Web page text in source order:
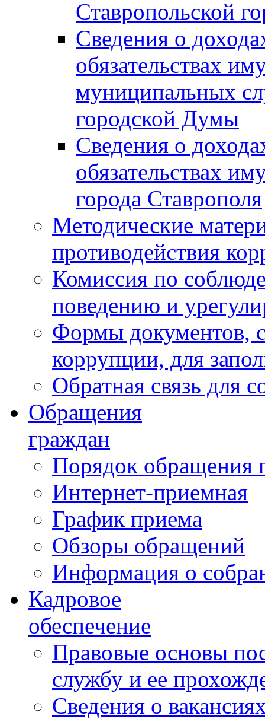
Ставропольской
Сведения о
обязательствах
муниципальных
городской Думы
Сведения о
обязательствах
города Ставрополя
Методические
противодействия
Комиссия по
поведению и
Формы документов,
коррупции, для
Обратная связь для
Обращения
граждан
Порядок обращения
Интернет-приемная
График приема
Обзоры обращений
Информация о
Кадровое
обеспечение
Правовые основы
службу и ее
Сведения о